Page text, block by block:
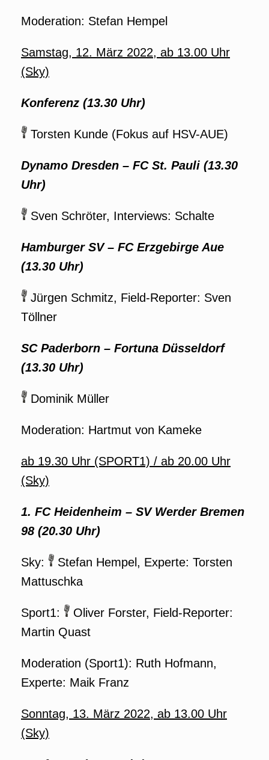
Moderation: Stefan Hempel
Samstag, 12. März 2022, ab 13.00 Uhr
(Sky)
Konferenz (13.30 Uhr)
Torsten Kunde (Fokus auf HSV-AUE)
Dynamo Dresden – FC St. Pauli (13.30
Uhr)
Sven Schröter, Interviews: Schalte
Hamburger SV – FC Erzgebirge Aue
(13.30 Uhr)
Jürgen Schmitz, Field-Reporter: Sven
Töllner
SC Paderborn – Fortuna Düsseldorf
(13.30 Uhr)
Dominik Müller
Moderation: Hartmut von Kameke
ab 19.30 Uhr (SPORT1) / ab 20.00 Uhr
(Sky)
1. FC Heidenheim – SV Werder Bremen
98 (20.30 Uhr)
Sky:
Stefan Hempel, Experte: Torsten
Mattuschka
Sport1:
Oliver Forster, Field-Reporter:
Martin Quast
Moderation (Sport1): Ruth Hofmann,
Experte: Maik Franz
Sonntag, 13. März 2022, ab 13.00 Uhr
(Sky)